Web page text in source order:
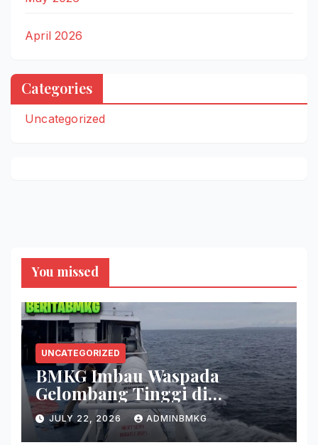
April 2026
Categories
Uncategorized
You missed
UNCATEGORIZED
BMKG Imbau Waspada
Gelombang Tinggi di
Perairan Sultra
JULY 22, 2026 ADMINBMKG